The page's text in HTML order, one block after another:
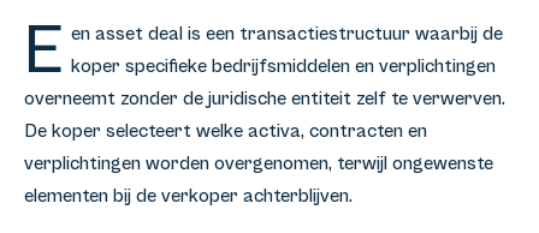
E en asset deal is een transactiestructuur waarbij de
koper specifieke bedrijfsmiddelen en verplichtingen
overneemt zonder de juridische entiteit zelf te verwerven.
De koper selecteert welke activa, contracten en
verplichtingen worden overgenomen, terwijl ongewenste
elementen bij de verkoper achterblijven.